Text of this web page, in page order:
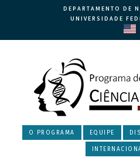
DEPARTAMENTO DE
UNIVERSIDADE
O PROGRAMA EQUIPE